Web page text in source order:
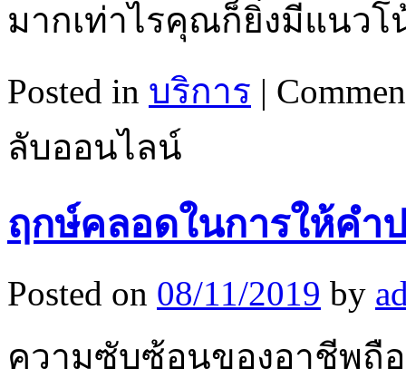
มากเท่าไรคุณก็ยิ่งมีแนว
Posted in บริการ |
ลับออนไลน์
ฤกษ์คลอดในการให้คำ
Posted on 08/11/2019 by
ความซับซ้อนของอาชีพถื